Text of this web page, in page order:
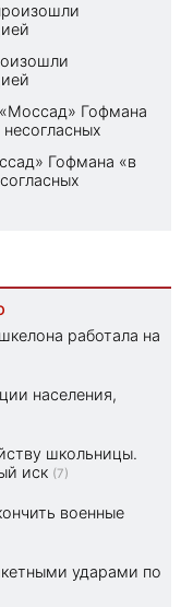
Гофмана
Гофмана «в
работала на
населения,
школьницы.
иск (7)
военные
ударами по